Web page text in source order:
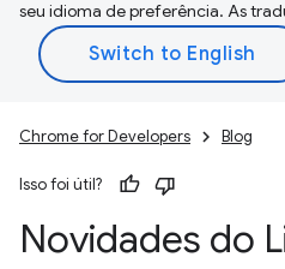
seu idioma de preferência. As
Chrome for Developers Blog
Isso foi útil?
Novidades do